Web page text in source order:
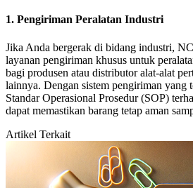
1. Pengiriman Peralatan Industri
Jika Anda bergerak di bidang industri,
layanan pengiriman khusus untuk
bagi produsen atau distributor alat-alat
lainnya. Dengan sistem pengiriman yang
Standar Operasional Prosedur (SOP)
dapat memastikan barang tetap aman
Artikel Terkait